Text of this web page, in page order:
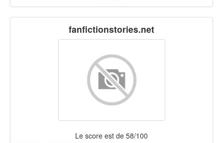
fanfictionstories.net
Le score est de 58/100